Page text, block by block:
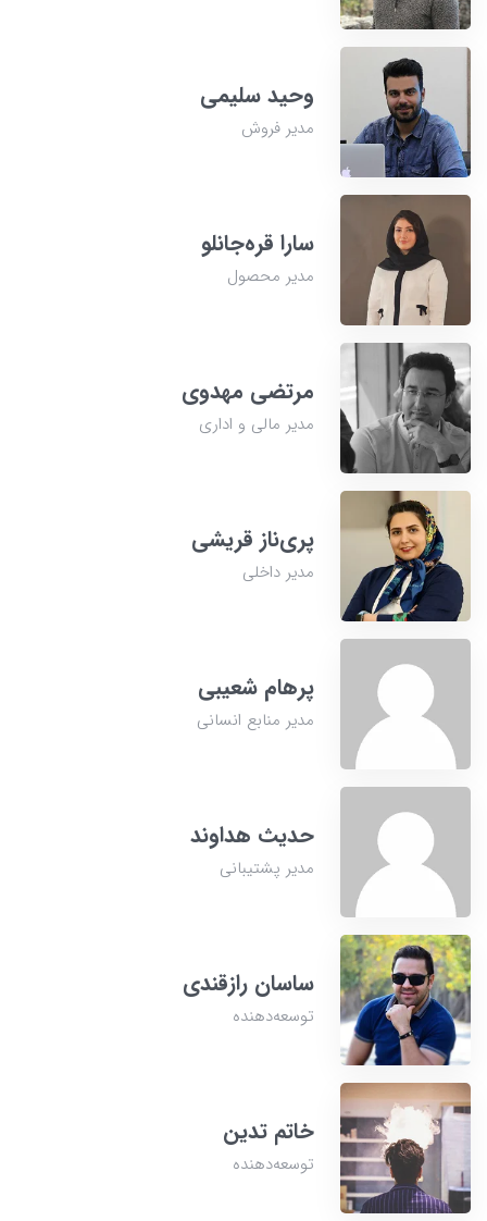
وحید سلیمی
مدیر فروش
سارا قره‌جانلو
مدیر محصول
مرتضی مهدوی
مدیر مالی و اداری
پری‌ناز قریشی
مدیر داخلی
پرهام شعیبی
مدیر منابع انسانی
حدیث هداوند
مدیر پشتیبانی
ساسان رازقندی
توسعه‌دهنده
خاتم تدین
توسعه‌دهنده